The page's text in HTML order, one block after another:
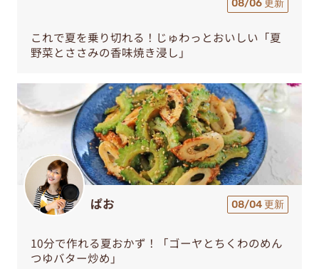
08/06 更新
これで夏を乗り切れる！じゅわっとおいしい「夏
野菜とささみの香味焼き浸し」
ぱお 08/04 更新
10分で作れる夏おかず！「ゴーヤとちくわのめん
つゆバター炒め」